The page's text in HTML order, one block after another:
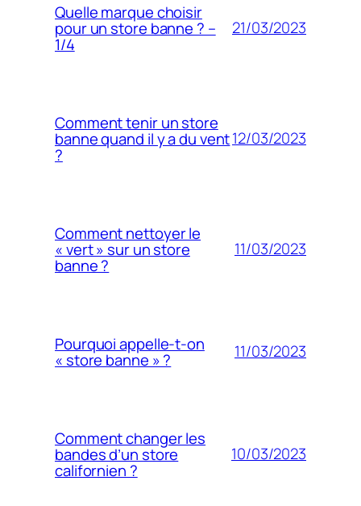
Quelle marque choisir
pour un store banne ? –
1/4
21/03/2023
Comment tenir un store
banne quand il y a du vent
?
12/03/2023
Comment nettoyer le
« vert » sur un store
banne ?
11/03/2023
Pourquoi appelle-t-on
« store banne » ? 11/03/2023
Comment changer les
bandes d’un store
californien ?
10/03/2023